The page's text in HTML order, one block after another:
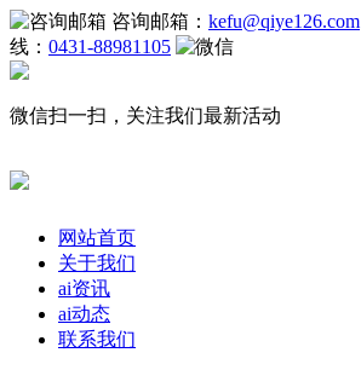
咨询邮箱： kefu@qiye126.com
线： 0431-88981105
微信扫一扫，关注我们最新活动
网站首页
关于我们
ai资讯
ai动态
联系我们